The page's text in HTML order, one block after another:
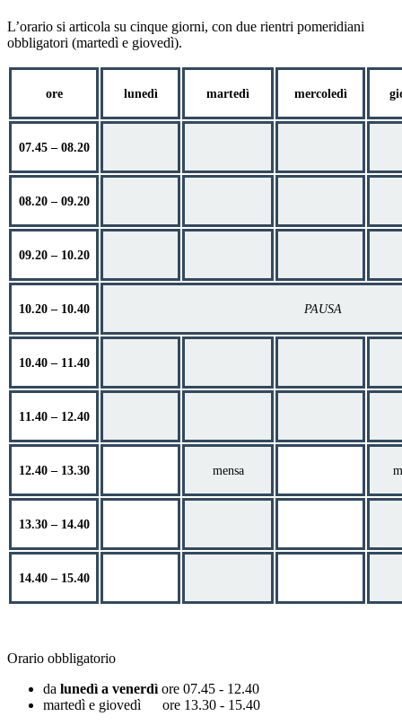
L’orario si articola su cinque giorni, con due rientri pomeridiani
obbligatori (martedì e giovedì).
ore lunedì martedì mercoledì
07.45 – 08.20
08.20 – 09.20
09.20 – 10.20
10.20 – 10.40 PAUSA
10.40 – 11.40
11.40 – 12.40
12.40 – 13.30 mensa
13.30 – 14.40
14.40 – 15.40
Orario obbligatorio
da lunedì a venerdì ore 07.45 - 12.40
martedì e giovedì ore 13.30 - 15.40